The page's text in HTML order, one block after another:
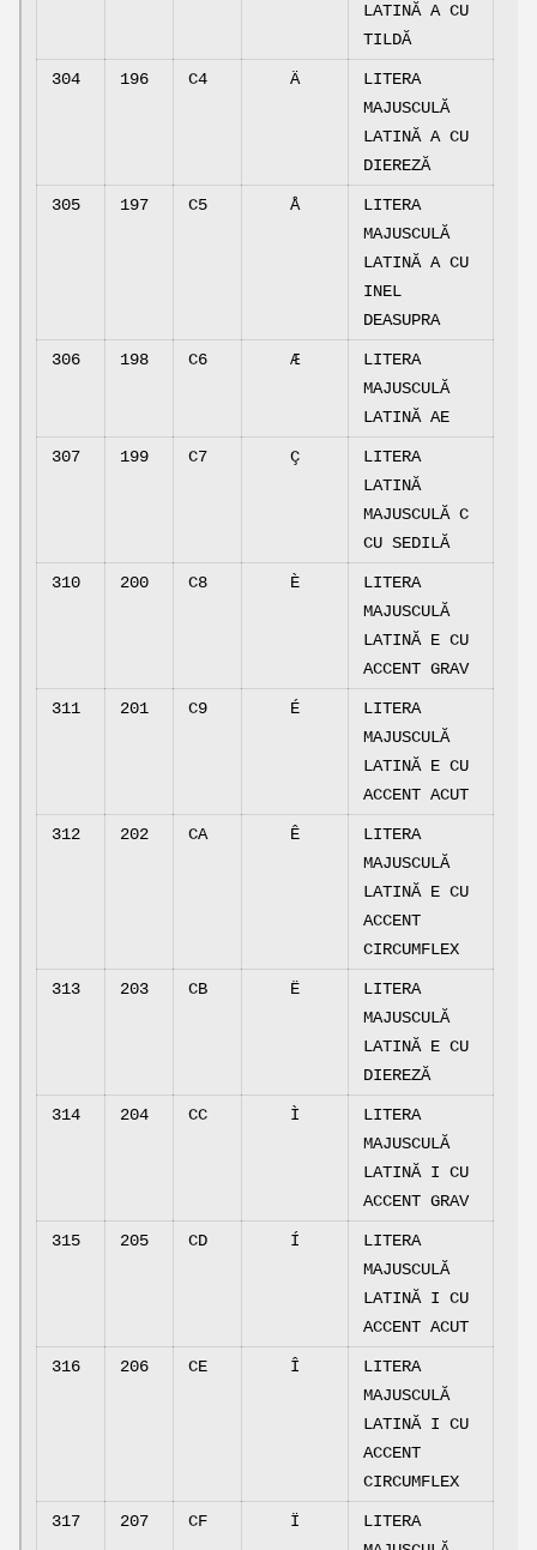
LATINĂ A CU
TILDĂ
304 196 C4 Ä
LITERA
MAJUSCULĂ
LATINĂ A CU
DIEREZĂ
305 197 C5 Å
LITERA
MAJUSCULĂ
LATINĂ A CU
INEL
DEASUPRA
306 198 C6 Æ
LITERA
MAJUSCULĂ
LATINĂ AE
307 199 C7 Ç
LITERA
LATINĂ
MAJUSCULĂ C
CU SEDILĂ
310 200 C8 È
LITERA
MAJUSCULĂ
LATINĂ E CU
ACCENT GRAV
311 201 C9 É
LITERA
MAJUSCULĂ
LATINĂ E CU
ACCENT ACUT
312 202 CA Ê
LITERA
MAJUSCULĂ
LATINĂ E CU
ACCENT
CIRCUMFLEX
313 203 CB Ë
LITERA
MAJUSCULĂ
LATINĂ E CU
DIEREZĂ
314 204 CC Ì
LITERA
MAJUSCULĂ
LATINĂ I CU
ACCENT GRAV
315 205 CD Í
LITERA
MAJUSCULĂ
LATINĂ I CU
ACCENT ACUT
316 206 CE Î
LITERA
MAJUSCULĂ
LATINĂ I CU
ACCENT
CIRCUMFLEX
317 207 CF Ï
LITERA